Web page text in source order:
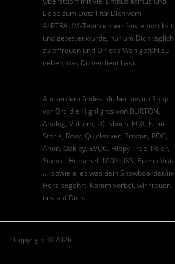
Liebe zum Detail für Dich vom
ALPTRAUM-Team entworfen, entwickelt
und getestet wurde, nur um Dich täglich
zu erfreuen und Dir das Wohlgefühl zu
geben, das Du verdient hast.
Ausserdem findest du bei uns im Shop
vor Ort die Highlights von BURTON,
Analog, Volcom, DC shoes, FOX, Femi
Storie, Roxy, Quicksilver, Brixton, POC,
Anon, Oakley, EVOC, Hippy Tree, Poler,
Stance, Herschel, 100%, IXS, Buena
… sowie alles was dein Snowboarder/in-
Herz begehrt. Komm vorbei, wir freuen
uns auf Dich.
Copyright © 2026